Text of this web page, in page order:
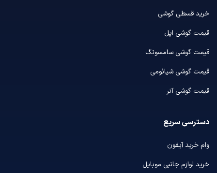
خرید قسطی گوشی
قیمت گوشی اپل
قیمت گوشی سامسونگ
قیمت گوشی شیائومی
قیمت گوشی آنر
دسترسی سریع
وام خرید آیفون
خرید لوازم جانبی موبایل